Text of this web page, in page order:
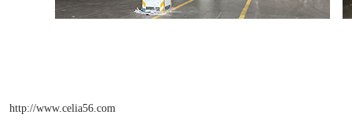
http://www.celia56.com